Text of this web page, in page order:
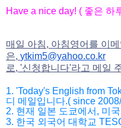
Have a nice day! ( 좋은 하
매일 아침, 아침영어를 이
은, ytkim5@yahoo.co.kr
로, '신청합니다'라고 메일
1. 'Today's English from
디 메일입니다.( since
2. 현재 일본 도쿄에서 , 미국
3. 한국 외국어 대학교